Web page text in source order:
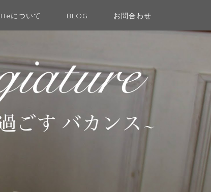
について BLOG お問合わせ